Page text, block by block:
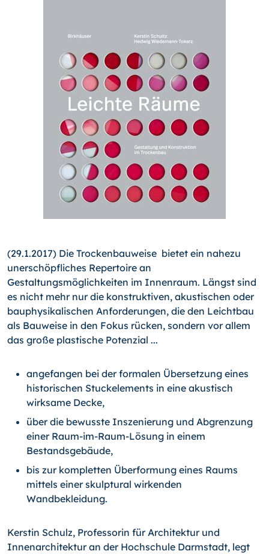
(29.1.2017) Die Trockenbauweise bietet ein nahezu
unerschöpfliches Repertoire an
Gestaltungsmöglichkeiten im Innenraum. Längst sind
es nicht mehr nur die konstruktiven, akustischen oder
bauphysikalischen Anforderungen, die den Leichtbau
als Bauweise in den Fokus rücken, sondern vor allem
das große plastische Potenzial ...
angefangen bei der formalen Übersetzung eines
historischen Stuckelements in eine akustisch
wirksame Decke,
über die bewusste Inszenierung und Abgrenzung
einer Raum-im-Raum-Lösung in einem
Bestandsgebäude,
bis zur kompletten Überformung eines Raums
mittels einer skulptural wirkenden
Wandbekleidung.
Kerstin Schulz, Professorin für Architektur und
Innenarchitektur an der Hochschule Darmstadt, legt